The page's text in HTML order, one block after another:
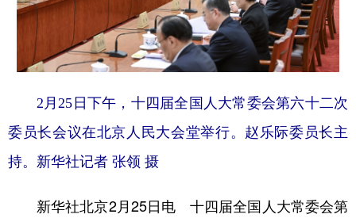
学术中国 乡村振兴 银龄 溯源中国
旅游 能源 会展
公益 一带一路 亚太网 上市公司
地方频道
2月25日下午，十四届全国人大常委会第六十二次
委员长会议在北京人民大会堂举行。赵乐际委员长主
持。新华社记者 张领 摄
新华社北京2月25日电 十四届全国人大常委会第